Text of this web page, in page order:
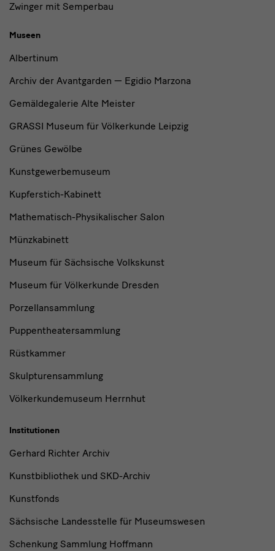
Zwinger mit Semperbau
Museen
Albertinum
Archiv der Avantgarden — Egidio Marzona
Gemäldegalerie Alte Meister
GRASSI Museum für Völkerkunde Leipzig
Grünes Gewölbe
Kunstgewerbemuseum
Kupferstich-Kabinett
Mathematisch-Physikalischer Salon
Münzkabinett
Museum für Sächsische Volkskunst
Museum für Völkerkunde Dresden
Porzellansammlung
Puppentheatersammlung
Rüstkammer
Skulpturensammlung
Völkerkundemuseum Herrnhut
Institutionen
Gerhard Richter Archiv
Kunstbibliothek und SKD-Archiv
Kunstfonds
Sächsische Landesstelle für Museumswesen
Schenkung Sammlung Hoffmann